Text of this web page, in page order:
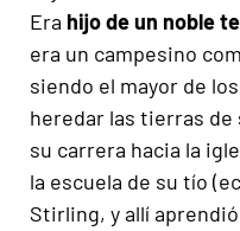
Era hijo de un noble
era un campesino
siendo el mayor de
heredar las tierras de
su carrera hacia la
la escuela de su tío
Stirling, y allí